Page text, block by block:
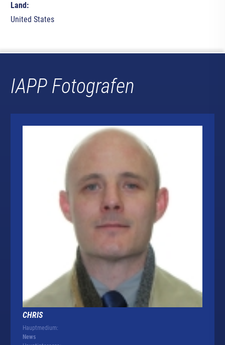
Land:
United States
IAPP Fotografen
CHRIS
Hauptmedium:
News